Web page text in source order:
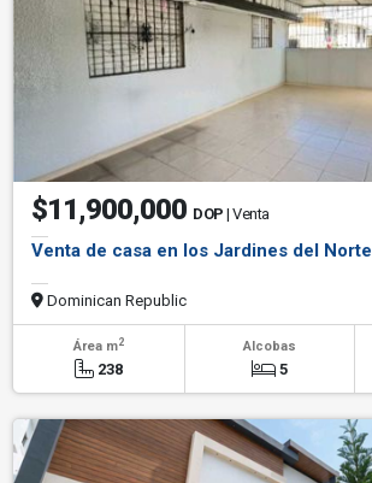
$11,900,000 DOP | Venta
Venta de casa en los Jardines del Norte
Dominican Republic
Área m2
238
Alcobas
5